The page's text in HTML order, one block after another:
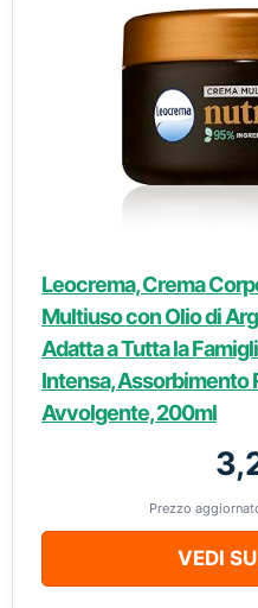
Leocrema, Crema
Multiuso con Olio di
Adatta a Tutta la
Intensa, Assorbimento
Avvolgente, 200ml
Prezzo
VEDI